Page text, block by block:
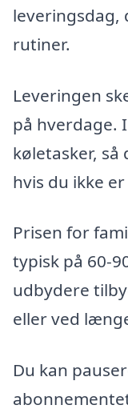
leveringsdag,
rutiner.
Leveringen
på hverdage.
køletasker, så
hvis du ikke
Prisen for
typisk på 60-
udbydere
eller ved
Du kan